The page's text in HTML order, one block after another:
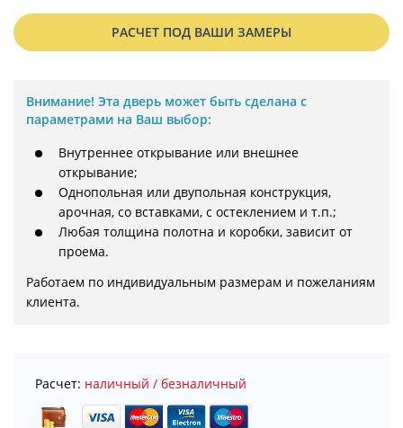
РАСЧЕТ ПОД ВАШИ ЗАМЕРЫ
Внимание! Эта дверь может быть сделана с
параметрами на Ваш выбор:
Внутреннее открывание или внешнее
открывание;
Однопольная или двупольная конструкция,
арочная, со вставками, с остеклением и т.п.;
Любая толщина полотна и коробки, зависит от
проема.
Работаем по индивидуальным размерам и пожеланиям
клиента.
Расчет: наличный / безналичный